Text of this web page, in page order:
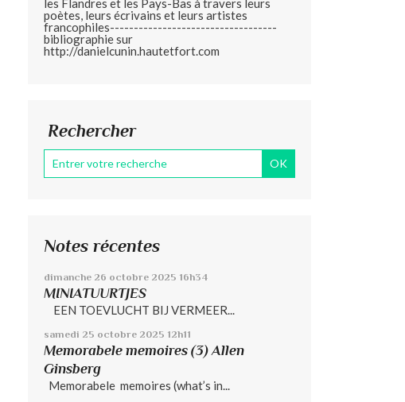
les Flandres et les Pays-Bas à travers leurs
poètes, leurs écrivains et leurs artistes
francophiles-----------------------------------
bibliographie sur
http://danielcunin.hautetfort.com
Rechercher
Notes récentes
dimanche 26 octobre 2025 16h34
MINIATUURTJES
EEN TOEVLUCHT BIJ VERMEER...
samedi 25 octobre 2025 12h11
Memorabele memoires (3) Allen
Ginsberg
Memorabele memoires (what’s in...